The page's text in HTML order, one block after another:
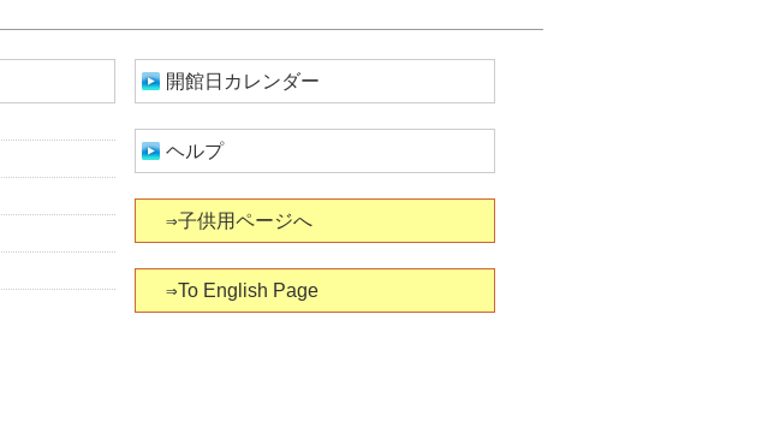
開館日カレンダー
ヘルプ
⇒子供用ページへ
⇒To English Page